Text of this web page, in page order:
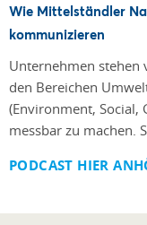
Wie Mittelständler
kommunizieren
Unternehmen stehen
den Bereichen
(Environment, Social,
messbar zu machen.
PODCAST HIER